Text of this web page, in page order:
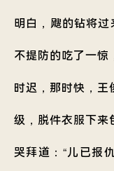
明白，飕的钻将过
不提防的吃了一
时迟，那时快，
级，脱件衣服下来
哭拜道：“儿已报